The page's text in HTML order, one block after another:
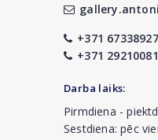
+371 67338927
+371 29210081
Darba laiks:
Pirmdiena -
Sestdiena: pēc